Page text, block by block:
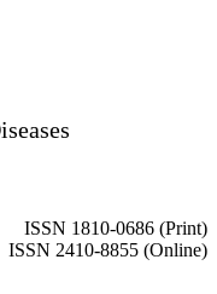
ISSN 1810-0686 (Print)
ISSN 2410-8855 (Online)